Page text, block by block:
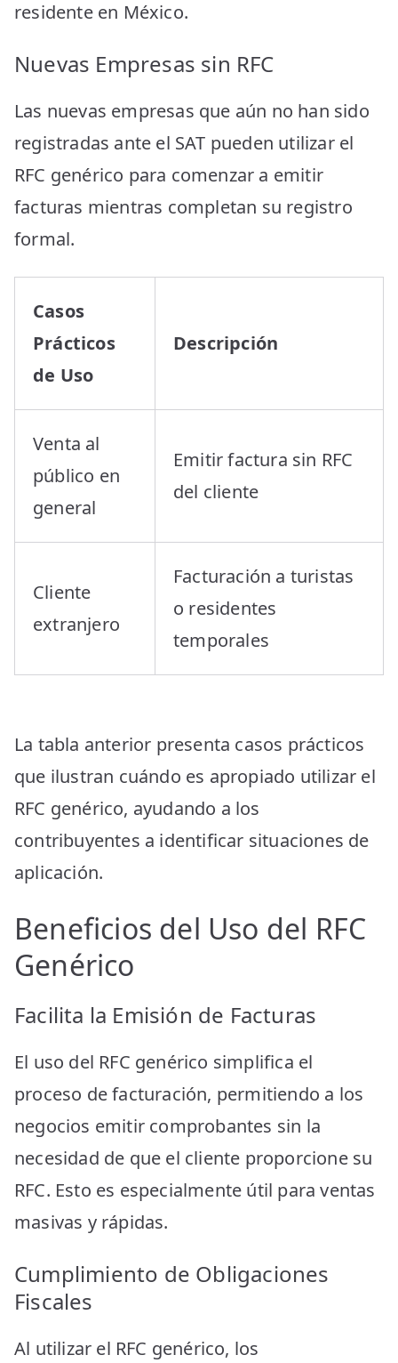
residente en México.
Nuevas Empresas sin RFC
Las nuevas empresas que aún no han sido
registradas ante el SAT pueden utilizar el
RFC genérico para comenzar a emitir
facturas mientras completan su registro
formal.
Casos
Prácticos
de Uso
Descripción
Venta al
público en
general
Emitir factura sin RFC
del cliente
Cliente
extranjero
Facturación a turistas
o residentes
temporales
La tabla anterior presenta casos prácticos
que ilustran cuándo es apropiado utilizar el
RFC genérico, ayudando a los
contribuyentes a identificar situaciones de
aplicación.
Beneficios del Uso del RFC
Genérico
Facilita la Emisión de Facturas
El uso del RFC genérico simplifica el
proceso de facturación, permitiendo a los
negocios emitir comprobantes sin la
necesidad de que el cliente proporcione su
RFC. Esto es especialmente útil para ventas
masivas y rápidas.
Cumplimiento de Obligaciones
Fiscales
Al utilizar el RFC genérico, los